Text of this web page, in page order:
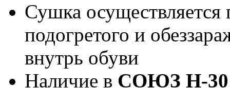
Сушка
подогретого и
внутрь обуви
Наличие в СОЮЗ Н-30